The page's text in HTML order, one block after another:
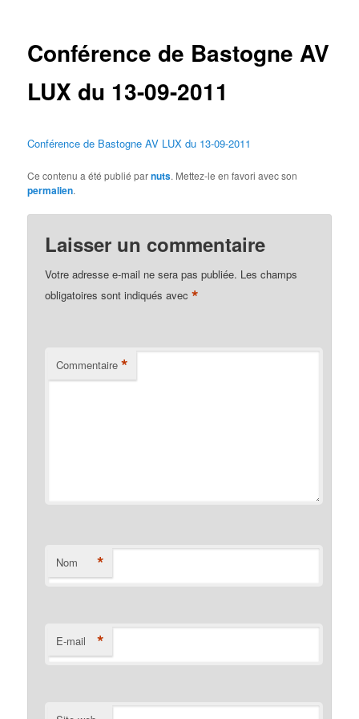
Conférence de Bastogne AV
LUX du 13-09-2011
Conférence de Bastogne AV LUX du 13-09-2011
Ce contenu a été publié parnuts. Mettez-le en favori avec son
permalien.
Laisser un commentaire
Votre adresse e-mail ne sera pas publiée. Les champs
obligatoires sont indiqués avec*
Commentaire *
Nom *
E-mail *